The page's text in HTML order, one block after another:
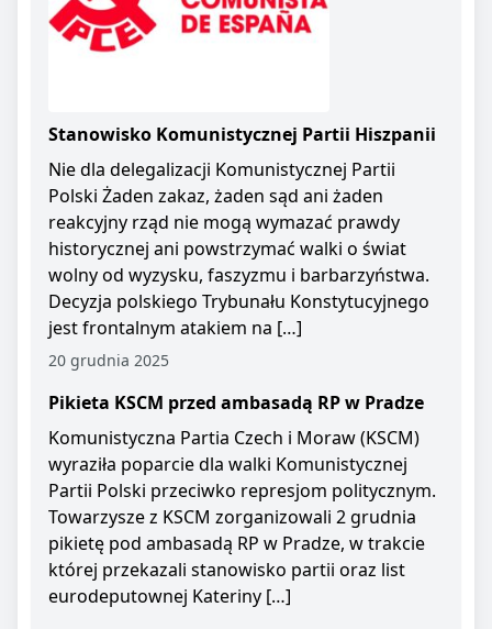
Stanowisko Komunistycznej Partii Hiszpanii
Nie dla delegalizacji Komunistycznej Partii
Polski Żaden zakaz, żaden sąd ani żaden
reakcyjny rząd nie mogą wymazać prawdy
historycznej ani powstrzymać walki o świat
wolny od wyzysku, faszyzmu i barbarzyństwa.
Decyzja polskiego Trybunału Konstytucyjnego
jest frontalnym atakiem na […]
20 grudnia 2025
Pikieta KSCM przed ambasadą RP w Pradze
Komunistyczna Partia Czech i Moraw (KSCM)
wyraziła poparcie dla walki Komunistycznej
Partii Polski przeciwko represjom politycznym.
Towarzysze z KSCM zorganizowali 2 grudnia
pikietę pod ambasadą RP w Pradze, w trakcie
której przekazali stanowisko partii oraz list
eurodeputownej Kateriny […]